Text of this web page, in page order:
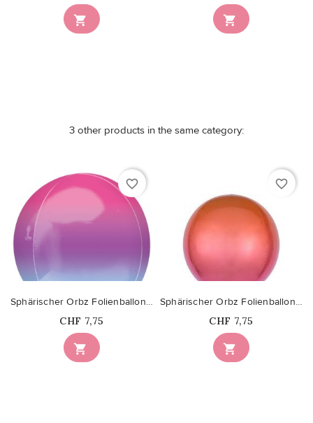
 
3 other products in the same category:
favorite_border

Sphärischer Orbz Folienballon Lila-Blaue Schattierung
Price
CHF 7,75
favorite_border

Sphärischer Orbz Folienballon Orange Rote Schattierung
Price
CHF 7,75